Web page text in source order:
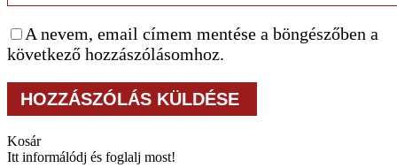
A nevem, email címem mentése a böngészőben a
következő hozzászólásomhoz.
Kosár
Itt informálódj és foglalj most!